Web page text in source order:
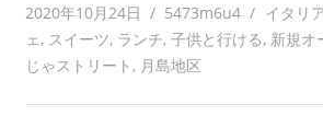
2020年10月24日 5473m6u4 イタリ
ェ, スイーツ, ランチ, 子供と行ける, 新規オ
じゃストリート , 月島地区